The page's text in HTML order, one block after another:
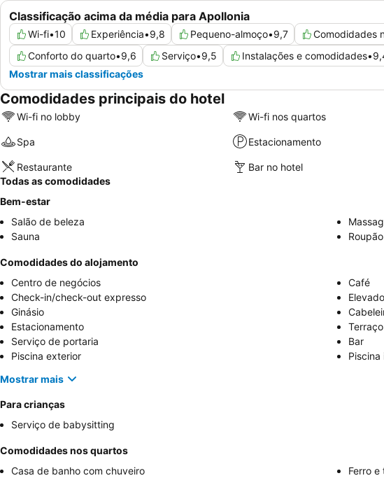
Classificação acima da média para Apollonia
Wi-fi•10 Experiência•9,8 Pequeno-almoço•9,7 Comodidades
Conforto do quarto•9,6 Serviço•9,5 Instalações e comodidades•
Mostrar mais classificações
Comodidades principais do hotel
Wi-fi no lobby Wi-fi nos quartos
Spa Estacionamento
Restaurante Bar no hotel
Todas as comodidades
Bem-estar
Salão de beleza
Sauna
Roupão
Comodidades do alojamento
Centro de negócios
Café
Check-in/check-out expresso
Ginásio
Estacionamento
Terraço
Serviço de portaria
Bar
Piscina exterior
Piscina
Mostrar mais
Para crianças
Serviço de babysitting
Comodidades nos quartos
Casa de banho com chuveiro
Ferro